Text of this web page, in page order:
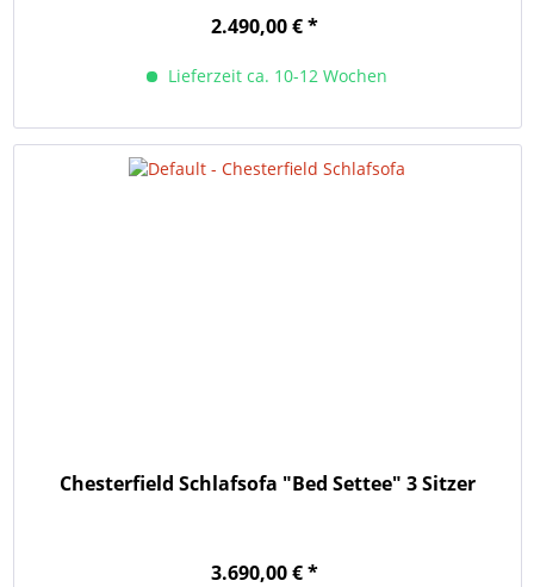
2.490,00 € *
Lieferzeit ca. 10-12 Wochen
Chesterfield Schlafsofa "Bed Settee" 3 Sitzer
3.690,00 € *